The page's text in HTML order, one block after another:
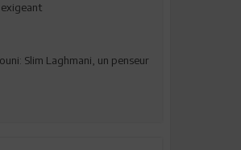
Slim Laghmani, un penseur